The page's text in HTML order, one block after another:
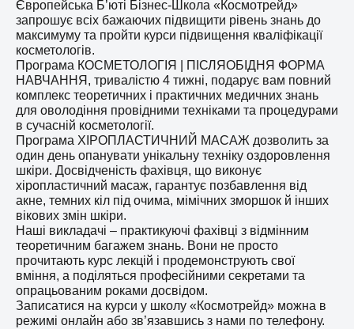
Європейська Б’юті Бізнес-Школа «Космотрейд»
запрошує всіх бажаючих підвищити рівень знань до
максимуму та пройти курси підвищення кваліфікації
косметологів.
Програма КОСМЕТОЛОГІЯ | ПІСЛЯОБІДНЯ ФОРМА
НАВЧАННЯ, тривалістю 4 тижні, подарує вам повний
комплекс теоретичних і практичних медичних знань
для оволодіння провідними техніками та процедурами
в сучасній косметології.
Програма ХІРОПЛАСТИЧНИЙ МАСАЖ дозволить за
один день опанувати унікальну техніку оздоровлення
шкіри. Досвідченість фахівця, що виконує
хіропластичний масаж, гарантує позбавлення від
акне, темних кіл під очима, мімічних зморшок й інших
вікових змін шкіри.
Наші викладачі – практикуючі фахівці з відмінним
теоретичним багажем знань. Вони не просто
прочитають курс лекцій і продемонструють свої
вміння, а поділяться професійними секретами та
опрацьованим роками досвідом.
Записатися на курси у школу «Космотрейд» можна в
режимі онлайн або зв’язавшись з нами по телефону.